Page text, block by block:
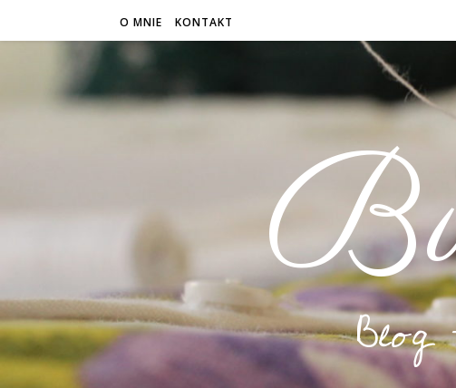
O MNIE KONTAKT